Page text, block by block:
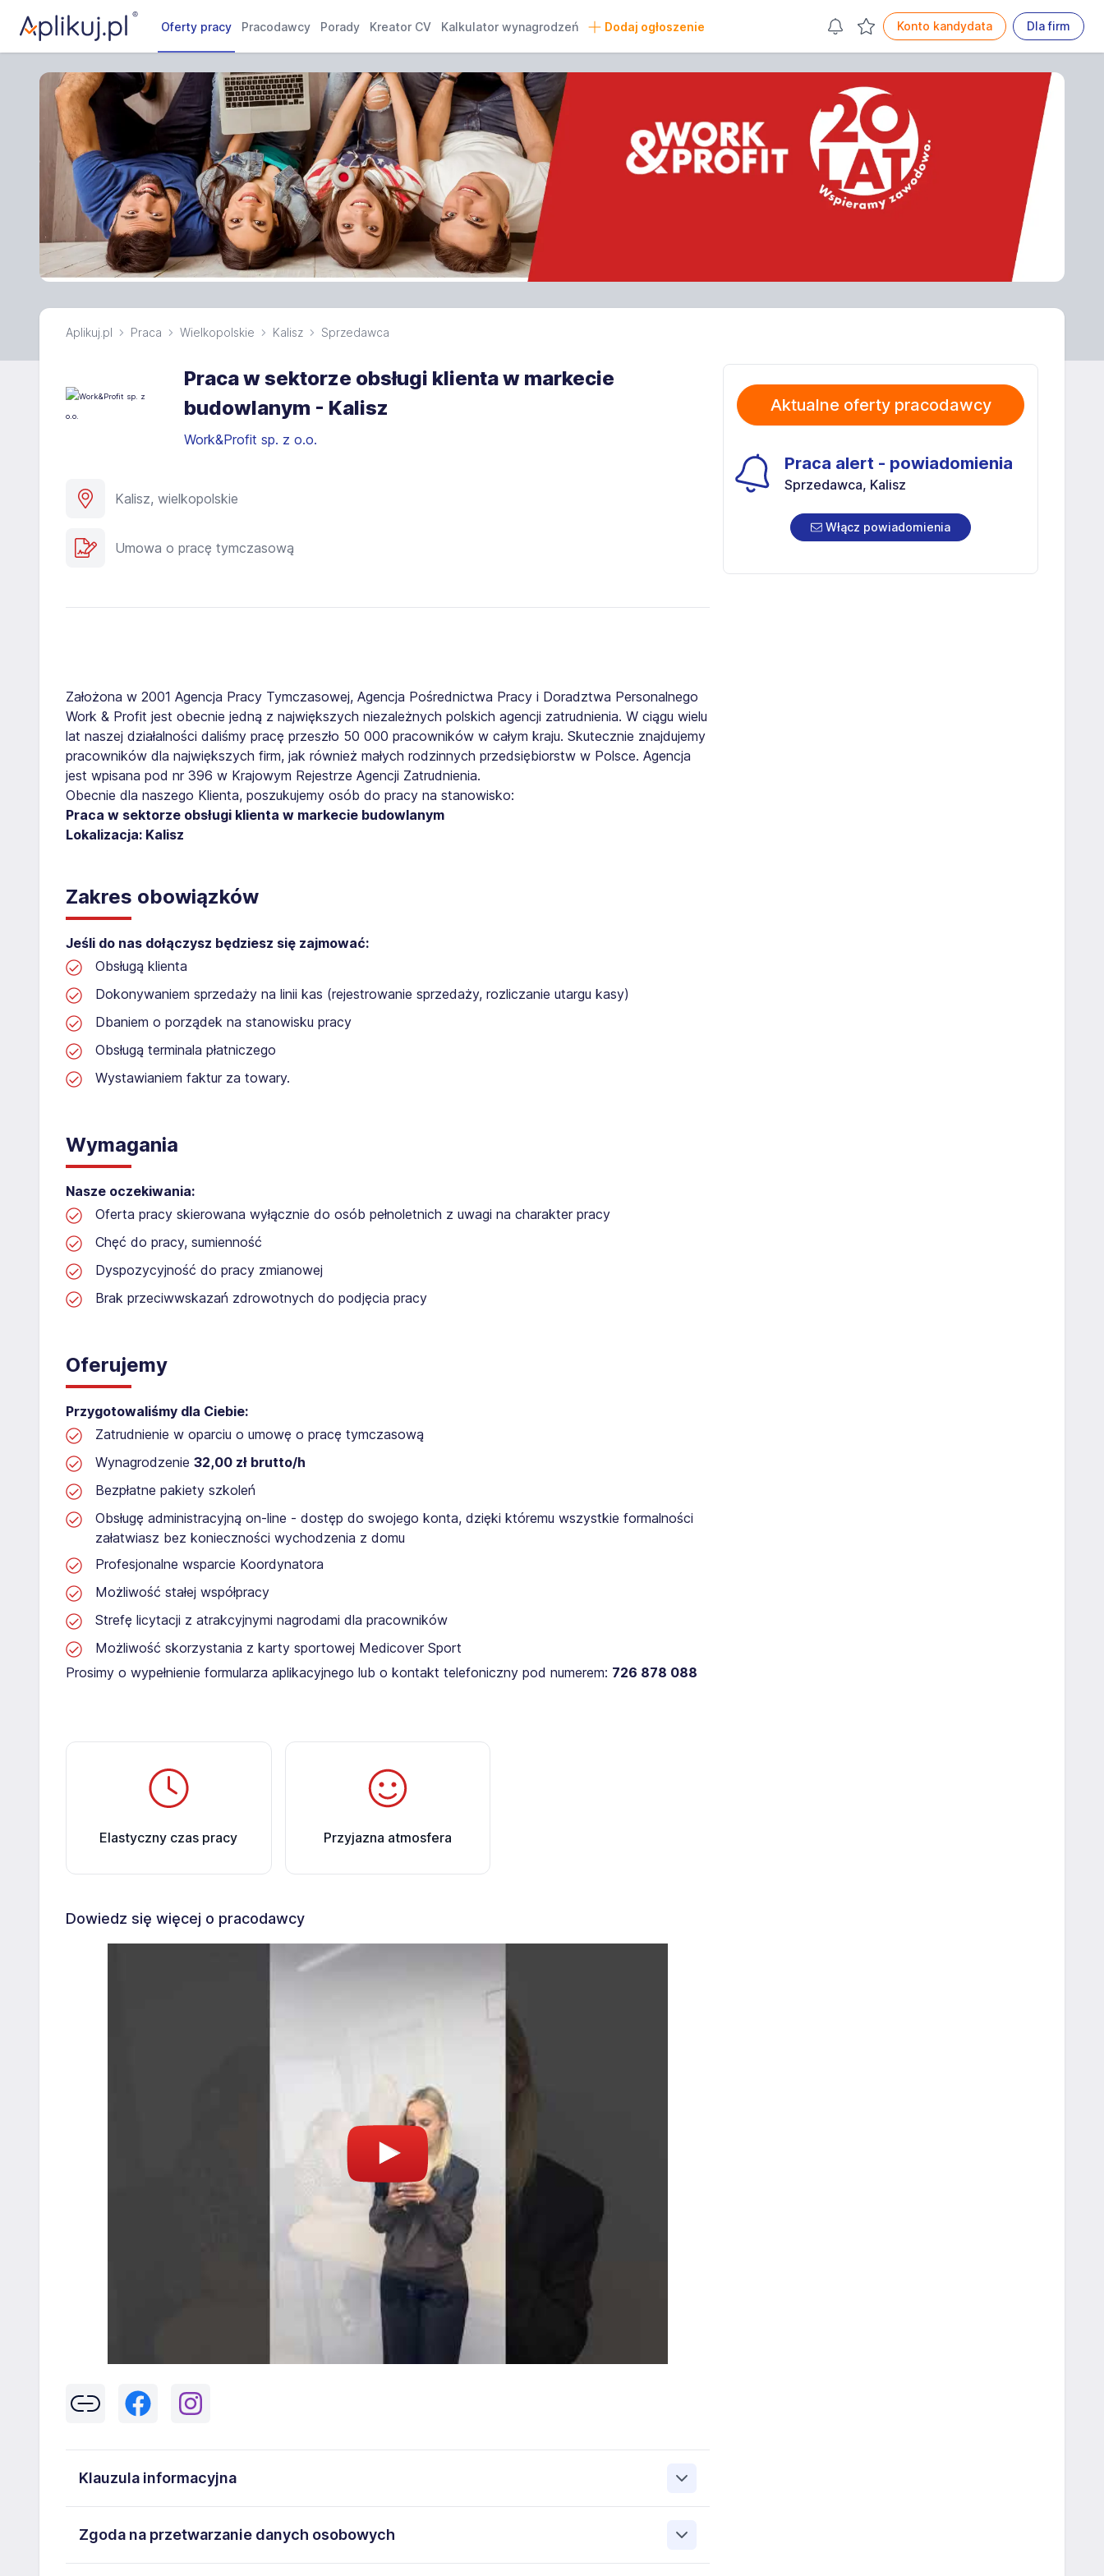
Oferty pracy Pracodawcy Porady Kreator CV Kalkulator wynagrodzeń Dodaj ogłoszenie Konto kandydata Dla firm
Aplikuj.pl Praca Wielkopolskie Kalisz Sprzedawca
Praca w sektorze obsługi klienta w markecie
budowlanym - Kalisz
Work&Profit sp. z o.o.
Kalisz, wielkopolskie
Umowa o pracę tymczasową
Założona w 2001 Agencja Pracy Tymczasowej, Agencja Pośrednictwa Pracy i Doradztwa Personalnego
Work & Profit jest obecnie jedną z największych niezależnych polskich agencji zatrudnienia. W ciągu wielu
lat naszej działalności daliśmy pracę przeszło 50 000 pracowników w całym kraju. Skutecznie znajdujemy
pracowników dla największych firm, jak również małych rodzinnych przedsiębiorstw w Polsce. Agencja
jest wpisana pod nr 396 w Krajowym Rejestrze Agencji Zatrudnienia.
Obecnie dla naszego Klienta, poszukujemy osób do pracy na stanowisko:
Praca w sektorze obsługi klienta w markecie budowlanym
Lokalizacja: Kalisz
Zakres obowiązków
Jeśli do nas dołączysz będziesz się zajmować:
Obsługą klienta
Dokonywaniem sprzedaży na linii kas (rejestrowanie sprzedaży, rozliczanie utargu kasy)
Dbaniem o porządek na stanowisku pracy
Obsługą terminala płatniczego
Wystawianiem faktur za towary.
Wymagania
Nasze oczekiwania:
Oferta pracy skierowana wyłącznie do osób pełnoletnich z uwagi na charakter pracy
Chęć do pracy, sumienność
Dyspozycyjność do pracy zmianowej
Brak przeciwwskazań zdrowotnych do podjęcia pracy
Oferujemy
Przygotowaliśmy dla Ciebie:
Zatrudnienie w oparciu o umowę o pracę tymczasową
Wynagrodzenie 32,00 zł brutto/h
Bezpłatne pakiety szkoleń
Obsługę administracyjną on-line - dostęp do swojego konta, dzięki któremu wszystkie formalności
załatwiasz bez konieczności wychodzenia z domu
Profesjonalne wsparcie Koordynatora
Możliwość stałej współpracy
Strefę licytacji z atrakcyjnymi nagrodami dla pracowników
Możliwość skorzystania z karty sportowej Medicover Sport
Prosimy o wypełnienie formularza aplikacyjnego lub o kontakt telefoniczny pod numerem: 726 878 088
Elastyczny czas pracy Przyjazna atmosfera
Dowiedz się więcej o pracodawcy
Klauzula informacyjna
43-300 Bielsko-Biała danych osobowych zawartych w zgłoszeniu rekrutacyjnym w celu prowadzenia rekrutacji
Zgoda na przetwarzanie danych osobowych
Aktualne oferty pracodawcy
Praca alert - powiadomienia
Sprzedawca, Kalisz
Włącz powiadomienia